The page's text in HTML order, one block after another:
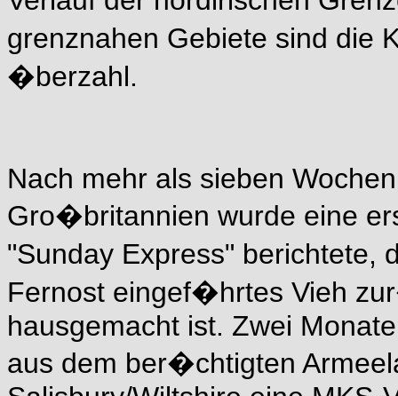
grenznahen Gebiete sind die
�berzahl.
Nach mehr als sieben
Gro�britannien wurde eine
"Sunday Express"
Fernost eingef�hrtes Vieh
hausgemacht ist. Zwei
aus dem ber�chtigten